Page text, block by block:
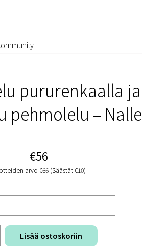
pururenkaalla ja
pehmolelu – Nalle
€56
arvo €66 (Säästät €10)
Lisää ostoskoriin